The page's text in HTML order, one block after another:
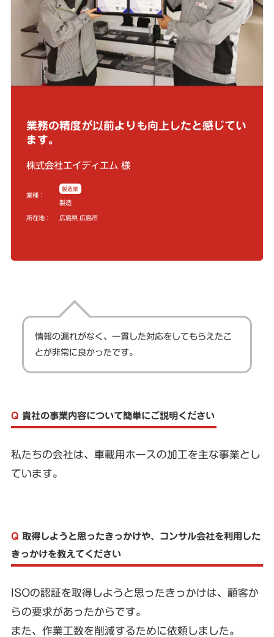
業務の精度が以前よりも向上したと感じてい
ます。
株式会社エイディエム 様
業種：
製造業
製造
所在地： 広島県 広島市
情報の漏れがなく、一貫した対応をしてもらえたこ
とが非常に良かったです。
Q 貴社の事業内容について簡単にご説明ください
私たちの会社は、車載用ホースの加工を主な事業とし
ています。
Q 取得しようと思ったきっかけや、コンサル会社を利用した
きっかけを教えてください
ISOの認証を取得しようと思ったきっかけは、顧客か
らの要求があったからです。
また、作業工数を削減するために依頼しました。